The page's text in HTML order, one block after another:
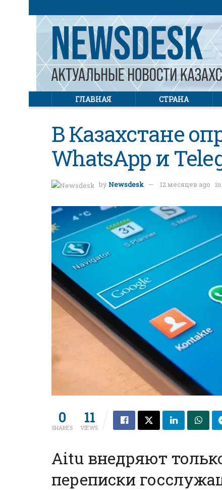
ГЛАВНАЯ СТРАНА
В Казахстане
WhatsApp и
byNewsdesk 12 месяцев ago in
0
SHARES
11
VIEWS
Aitu внедряют
переписки